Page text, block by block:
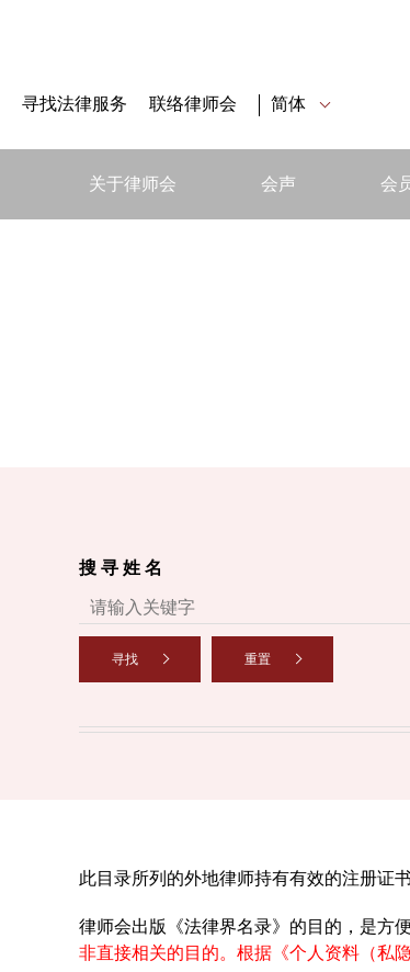
寻找法律服务 联络律师会 简体
关于律师会 会声 会
搜 寻 姓 名
寻找 重置
此目录所列的外地律师持有有效的注册证书
律师会出版《法律界名录》的目的，是方
非直接相关的目的。根据《个人资料（私